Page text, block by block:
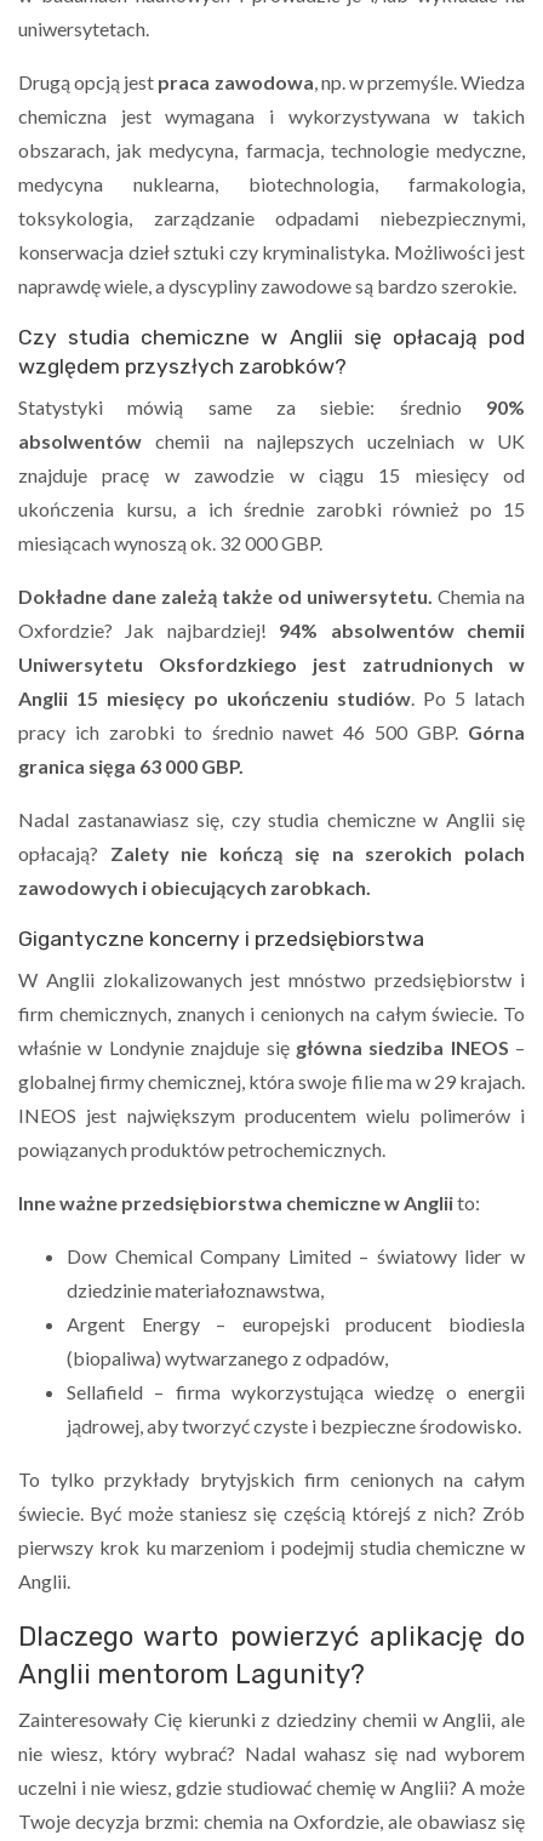
uniwersytetach.
Drugą opcją jest praca zawodowa , np. w przemyśle. Wiedza
chemiczna jest wymagana i wykorzystywana w takich
obszarach, jak medycyna, farmacja, technologie medyczne,
medycyna nuklearna, biotechnologia, farmakologia,
toksykologia, zarządzanie odpadami niebezpiecznymi,
konserwacja dzieł sztuki czy kryminalistyka. Możliwości jest
naprawdę wiele, a dyscypliny zawodowe są bardzo szerokie.
Czy studia chemiczne w Anglii się opłacają pod
względem przyszłych zarobków?
Statystyki mówią same za siebie: średnio 90%
absolwentówchemii na najlepszych uczelniach w UK
znajduje pracę w zawodzie w ciągu 15 miesięcy od
ukończenia kursu, a ich średnie zarobki również po 15
miesiącach wynoszą ok. 32 000 GBP.
Dokładne dane zależą także od uniwersytetu. Chemia na
Oxfordzie? Jak najbardziej! 94% absolwentów chemii
Uniwersytetu Oksfordzkiego jest zatrudnionych w
Anglii 15 miesięcy po ukończeniu studiów . Po 5 latach
pracy ich zarobki to średnio nawet 46 500 GBP. Górna
granica sięga 63 000 GBP.
Nadal zastanawiasz się, czy studia chemiczne w Anglii się
opłacają? Zalety nie kończą się na szerokich polach
zawodowych i obiecujących zarobkach.
Gigantyczne koncerny i przedsiębiorstwa
W Anglii zlokalizowanych jest mnóstwo przedsiębiorstw i
firm chemicznych, znanych i cenionych na całym świecie. To
właśnie w Londynie znajduje się główna siedziba INEOS –
globalnej firmy chemicznej, która swoje filie ma w 29 krajach.
INEOS jest największym producentem wielu polimerów i
powiązanych produktów petrochemicznych.
Inne ważne przedsiębiorstwa chemiczne w Angliito:
Dow Chemical Company Limited – światowy lider w
dziedzinie materiałoznawstwa,
Argent Energy – europejski producent biodiesla
(biopaliwa) wytwarzanego z odpadów,
Sellafield – firma wykorzystująca wiedzę o energii
jądrowej, aby tworzyć czyste i bezpieczne środowisko.
To tylko przykłady brytyjskich firm cenionych na całym
świecie. Być może staniesz się częścią którejś z nich? Zrób
pierwszy krok ku marzeniom i podejmij studia chemiczne w
Anglii.
Dlaczego warto powierzyć aplikację do
Anglii mentorom Lagunity?
Zainteresowały Cię kierunki z dziedziny chemii w Anglii, ale
nie wiesz, który wybrać? Nadal wahasz się nad wyborem
uczelni i nie wiesz, gdzie studiować chemię w Anglii? A może
Twoje decyzja brzmi: chemia na Oxfordzie, ale obawiasz się